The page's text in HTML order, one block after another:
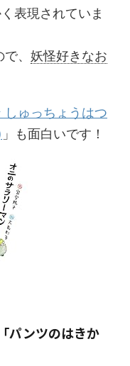
表現されていま
、 妖怪好きなお
しゅっちょうはつ
」も面白いです！
パンツのはきか